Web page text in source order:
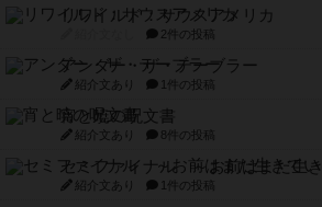
リワイルド：サウスアメリカ
2件の投稿
アンダー・ザ・テーブラー
紹介文あり 1件の投稿
宵と暁の呪文書
紹介文あり 8件の投稿
セミファイナル ～お前はまだ生き
紹介文あり 1件の投稿